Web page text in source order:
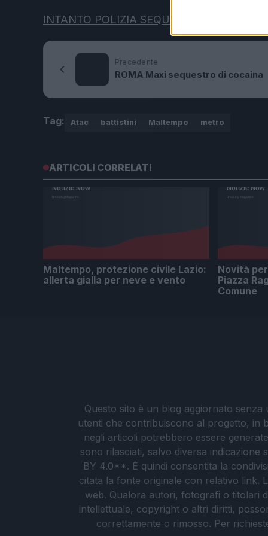
INTANTO POLIZIA SEQUESTRA INGENTE
Precedente
ROMA Maxi sequestro di cocaina
Tag: Atac battistini Maltempo metro
ARTICOLI CORRELATI
Maltempo, protezione civile Lazio:
allerta gialla per neve e vento
Novità
Piazza
Comune
Questo sito è un blog aggiornato
utenti che contribuiscono al progetto, in
negli articoli potrebbero essere
sono rilasciati, salvo diversa
BY 4.0**. È quindi consentita la
citata la fonte originale con relativo link.
web. Qualora autori, fotografi o titolari
intellettuale, copyright o altri diritti,
correttamente o rimosso. Per